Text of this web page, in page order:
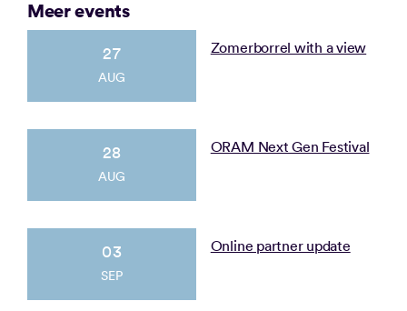
Meer events
27
AUG
Zomerborrel with a view
28
AUG
ORAM Next Gen Festival
03
SEP
Online partner update